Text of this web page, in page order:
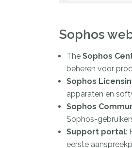
Sophos
The Sophos
beheren voor
Sophos
apparaten en
Sophos
Sophos-
Support portal:
eerste